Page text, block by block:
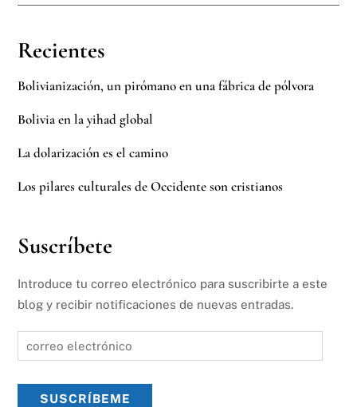
Recientes
Bolivianización, un pirómano en una fábrica de pólvora
Bolivia en la yihad global
La dolarización es el camino
Los pilares culturales de Occidente son cristianos
Suscríbete
Introduce tu correo electrónico para suscribirte a este
blog y recibir notificaciones de nuevas entradas.
electrónico
SUSCRÍBEME